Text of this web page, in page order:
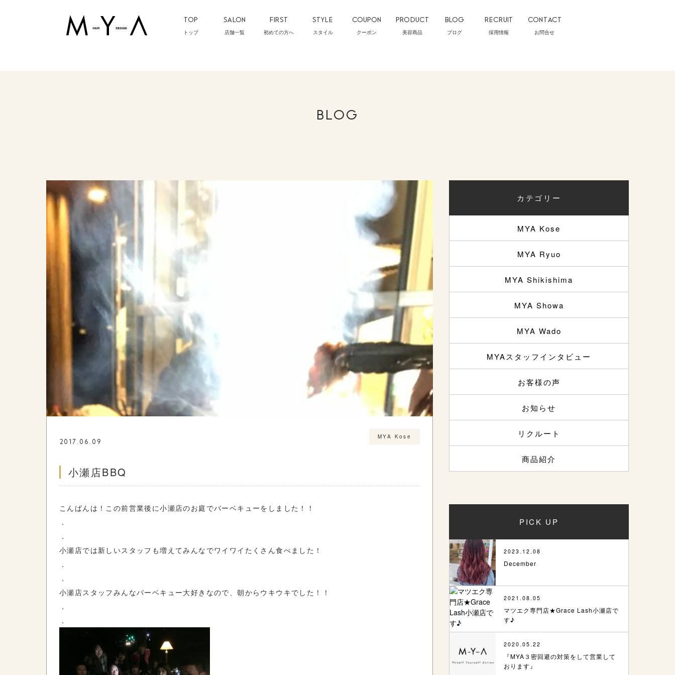
TOP
トップ
SALON
店舗一覧
FIRST
初めての方へ
STYLE
スタイル
COUPON
クーポン
PRODUCT
美容商品
BLOG
ブログ
RECRUIT
採用情報
CONTACT
お問合せ
BLOG
2017.06.09
MYA Kose
小瀬店BBQ
こんばんは！この前営業後に小瀬店のお庭でバーベキューをしました！！
．
．
小瀬店では新しいスタッフも増えてみんなでワイワイたくさん食べました！
．
．
小瀬店スタッフみんなバーベキュー大好きなので、朝からウキウキでした！！
．
．
カテゴリー
MYA Kose
MYA Ryuo
MYA Shikishima
MYA Showa
MYA Wado
MYAスタッフインタビュー
お客様の声
お知らせ
リクルート
商品紹介
PICK UP
2023.12.08
December
2021.08.05
マツエク専門店★Grace Lash小瀬店で
す♪
2020.05.22
『MYA３密回避の対策をして営業して
おります』